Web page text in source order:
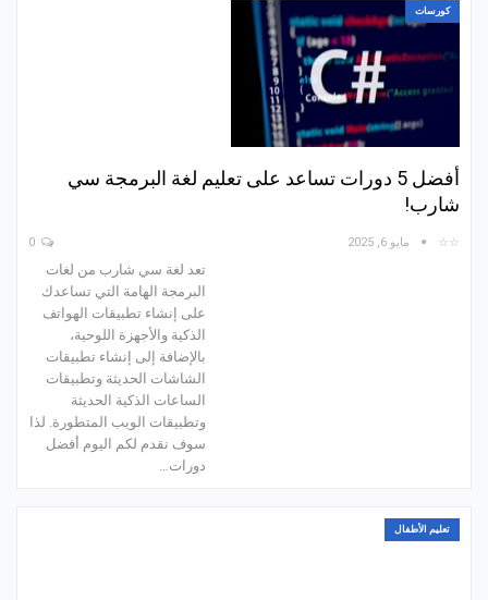
كورسات
أفضل 5 دورات تساعد على تعليم لغة البرمجة سي
شارب!
☆☆ مايو 6, 2025
تعد لغة سي شارب من لغات
البرمجة الهامة التي تساعدك
على إنشاء تطبيقات الهواتف
الذكية والأجهزة اللوحية،
بالإضافة إلى إنشاء تطبيقات
الشاشات الحديثة وتطبيقات
الساعات الذكية الحديثة
وتطبيقات الويب المتطورة. لذا
سوف نقدم لكم اليوم أفضل
دورات…
تعليم الأطفال